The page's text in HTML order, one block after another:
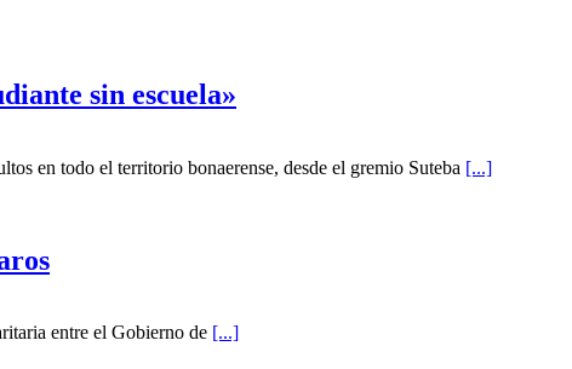
sin escuela»
en todo el territorio bonaerense, desde el gremio Suteba [...]
entre el Gobierno de [...]